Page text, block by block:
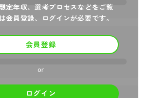
定年収、選考プロセスなどをご覧
会員登録、ログインが必要です。
会員登録
or
ログイン